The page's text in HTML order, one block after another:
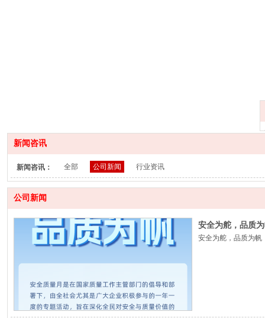
新闻咨讯
新闻咨讯： 全部 公司新闻 行业资讯
公司新闻
安全为舵，品质
安全为舵，品质为帆